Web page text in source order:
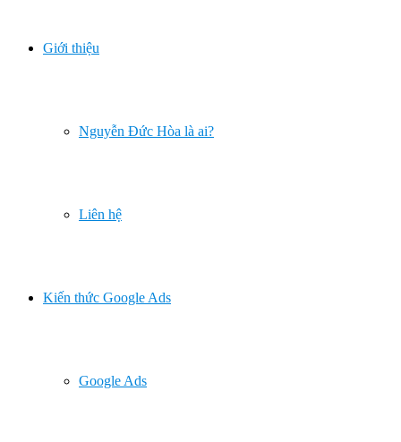
Giới thiệu
Nguyễn Đức Hòa là ai?
Liên hệ
Kiến thức Google Ads
Google Ads